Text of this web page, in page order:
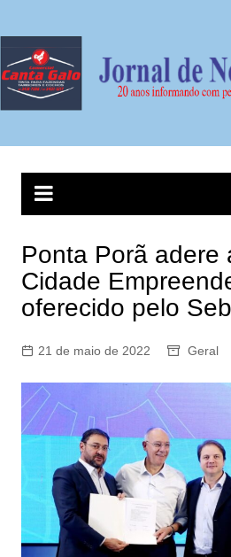
conteúdo
Ponta Porã adere
Cidade
oferecido pelo
21 de maio de 2022 Geral